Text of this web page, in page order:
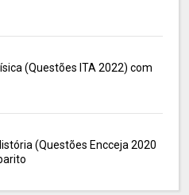
(Questões ITA 2022) com
(Questões Encceja 2020